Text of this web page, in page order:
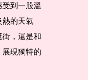
到一股溫
熱的天氣
，還是和
現獨特的